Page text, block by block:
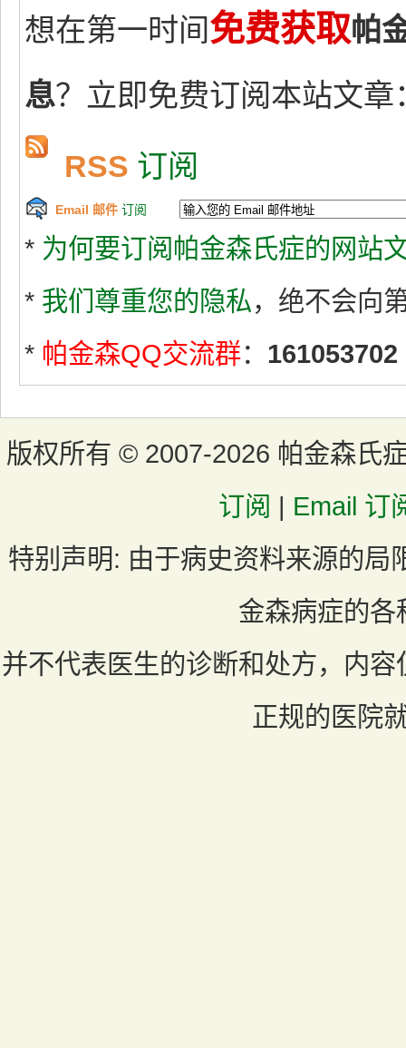
想在第一时间免费获取帕
息？立即免费订阅本站文章
RSS 订阅
Email 邮件 订阅
* 为何要订阅帕金森氏症的网站
* 我们尊重您的隐私，绝不会向
* 帕金森QQ交流群： 161053702
版权所有 © 2007-2026 帕金森氏
订阅 | Email 订
特别声明: 由于病史资料来源的局
金森病症的各
并不代表医生的诊断和处方，内
正规的医院